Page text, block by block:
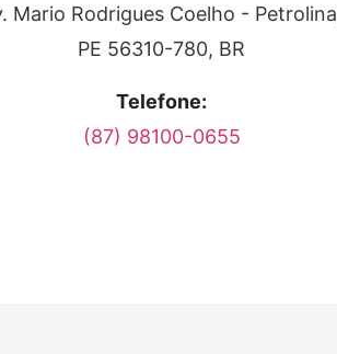
Mario Rodrigues Coelho - Petrolina
PE 56310-780, BR
Telefone:
(87) 98100-0655